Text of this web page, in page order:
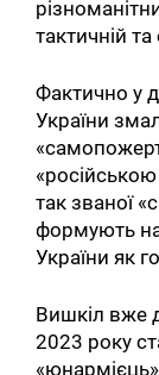
тактичній та
Фактично у
України
так званої
формують
України як
Вишкіл вже
2023 року